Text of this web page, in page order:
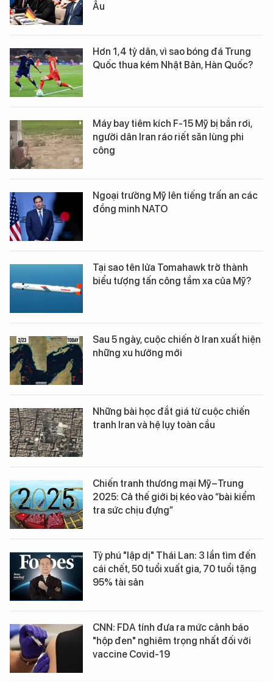
Âu
Hơn 1,4 tỷ dân, vì sao bóng đá Trung
Quốc thua kém Nhật Bản, Hàn Quốc?
Máy bay tiêm kích F-15 Mỹ bị bắn rơi,
người dân Iran ráo riết săn lùng phi
công
Ngoại trưởng Mỹ lên tiếng trấn an các
đồng minh NATO
Tại sao tên lửa Tomahawk trở thành
biểu tượng tấn công tầm xa của Mỹ?
Sau 5 ngày, cuộc chiến ở Iran xuất hiện
những xu hướng mới
Những bài học đắt giá từ cuộc chiến
tranh Iran và hệ lụy toàn cầu
Chiến tranh thương mại Mỹ–Trung
2025: Cả thế giới bị kéo vào “bài kiểm
tra sức chịu đựng”
Tỷ phú "lập dị" Thái Lan: 3 lần tìm đến
cái chết, 50 tuổi xuất gia, 70 tuổi tặng
95% tài sản
CNN: FDA tính đưa ra mức cảnh báo
"hộp đen" nghiêm trọng nhất đối với
vaccine Covid-19